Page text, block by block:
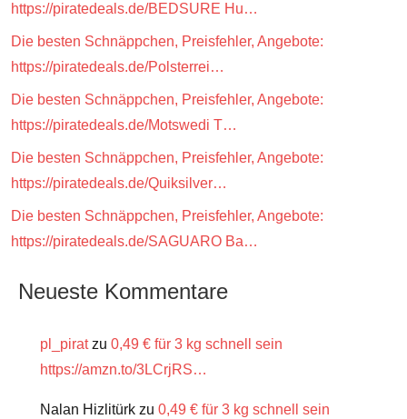
https://piratedeals.de/BEDSURE Hu…
Die besten Schnäppchen, Preisfehler, Angebote:
https://piratedeals.de/Polsterrei…
Die besten Schnäppchen, Preisfehler, Angebote:
https://piratedeals.de/Motswedi T…
Die besten Schnäppchen, Preisfehler, Angebote:
https://piratedeals.de/Quiksilver…
Die besten Schnäppchen, Preisfehler, Angebote:
https://piratedeals.de/SAGUARO Ba…
Neueste Kommentare
pl_piratzu 0,49 € für 3 kg schnell sein
https://amzn.to/3LCrjRS…
Nalan Hizlitürk zu 0,49 € für 3 kg schnell sein